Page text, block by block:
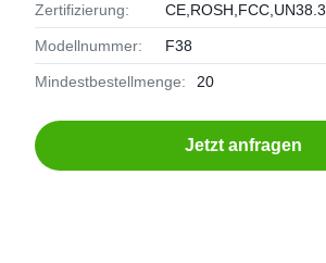
Zertifizierung: CE,ROSH,FCC,UN38.3
Modellnummer: F38
Mindestbestellmenge: 20
Jetzt anfragen